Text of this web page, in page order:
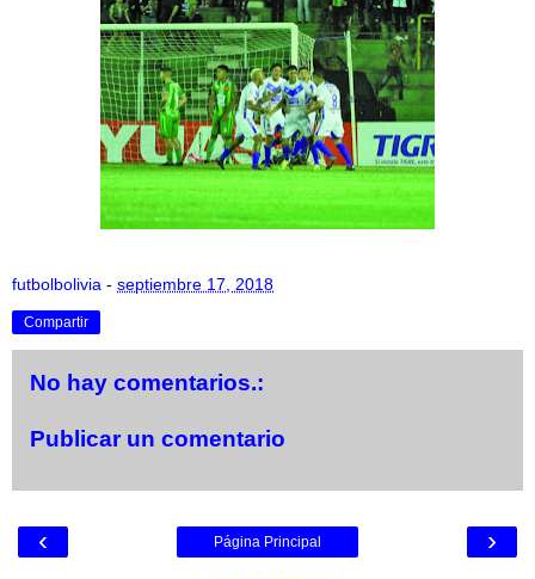
futbolbolivia - septiembre 17, 2018
Compartir
No hay comentarios.:
Publicar un comentario
‹ ›
Página Principal